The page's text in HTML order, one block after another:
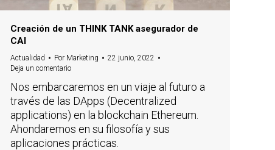
Creación de un THINK TANK asegurador de
CAI
Actualidad Por Marketing
22 junio, 2022
Deja un comentario
Nos embarcaremos en un viaje al futuro a
través de las DApps (Decentralized
applications) en la blockchain Ethereum.
Ahondaremos en su filosofía y sus
aplicaciones prácticas.